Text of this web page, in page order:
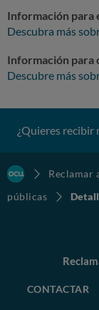
Información para
Descubra más
Información para
Descubre más
¿Quieres recibir
Reclamar
públicas
CONTACTAR